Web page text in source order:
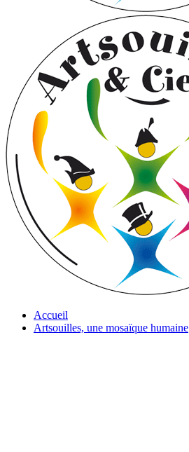
Accueil
Artsouilles, une mosaïque humaine